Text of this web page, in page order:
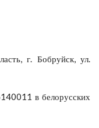
г. Бобруйск, ул.
в белорусских